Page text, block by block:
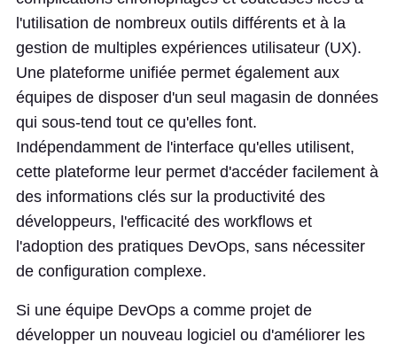
l'utilisation de nombreux outils différents et à la
gestion de multiples expériences utilisateur (UX).
Une plateforme unifiée permet également aux
équipes de disposer d'un seul magasin de données
qui sous-tend tout ce qu'elles font.
Indépendamment de l'interface qu'elles utilisent,
cette plateforme leur permet d'accéder facilement à
des informations clés sur la productivité des
développeurs, l'efficacité des workflows et
l'adoption des pratiques DevOps, sans nécessiter
de configuration complexe.
Si une équipe DevOps a comme projet de
développer un nouveau logiciel ou d'améliorer les